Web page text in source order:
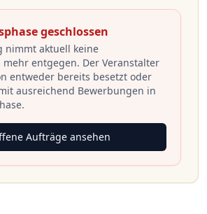
geschlossen
nimmt aktuell keine
mehr entgegen. Der Veranstalter
entweder bereits besetzt oder
ausreichend Bewerbungen in
Aufträge ansehen